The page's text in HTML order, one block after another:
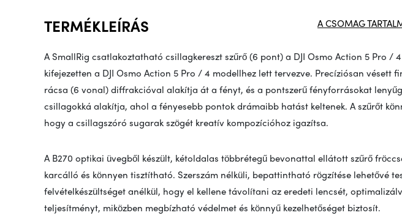
A CSOMAG
TERMÉKLEÍRÁS
A SmallRig csatlakoztatható csillagkereszt szűrő (6 pont) a DJI Osmo Action 5 Pro /
kifejezetten a DJI Osmo Action 5 Pro / 4 modellhez lett tervezve. Precíziósan vésett
rácsa (6 vonal) diffrakcióval alakítja át a fényt, és a pontszerű fényforrásokat
csillagokká alakítja, ahol a fényesebb pontok drámaibb hatást keltenek. A szűrőt
hogy a csillagszóró sugarak szögét kreatív kompozícióhoz igazítsa.
A B270 optikai üvegből készült, kétoldalas többrétegű bevonattal ellátott szűrő
karcálló és könnyen tisztítható. Szerszám nélküli, bepattintható rögzítése lehetővé
felvételkészültséget anélkül, hogy el kellene távolítani az eredeti lencsét,
teljesítményt, miközben megbízható védelmet és könnyű kezelhetőséget biztosít.